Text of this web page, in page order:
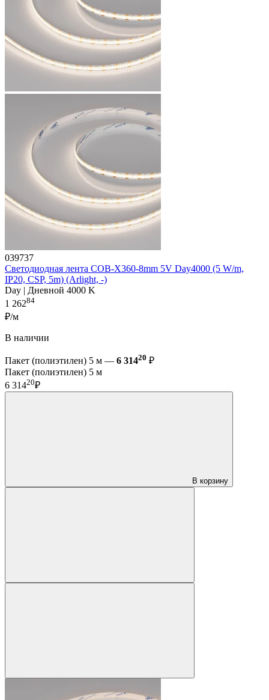
039737
Светодиодная лента COB-X360-8mm 5V Day4000 (5 W/m,
IP20, CSP, 5m) (Arlight, -)
Day | Дневной 4000 K
1 26284
₽/м
В наличии
Пакет (полиэтилен) 5 м — 6 31420 ₽
Пакет (полиэтилен) 5 м
6 31420₽
В корзину